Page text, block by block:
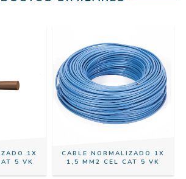
1X
5 VK
CABLE NORMALIZADO 1X
1,5 MM2 CEL CAT 5 VK